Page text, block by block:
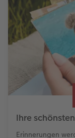
Ihre
Erinnerungen